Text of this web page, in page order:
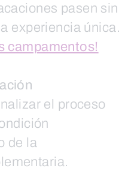
pasen sin
experiencia única.
campamentos!
el proceso
de la